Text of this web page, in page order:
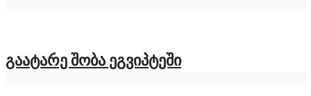
გაატარე შობა ეგვიპტეში